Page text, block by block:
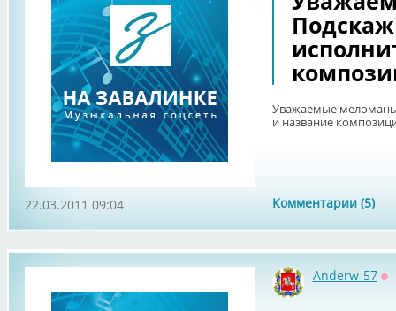
Уважаемые
и название
Комментарии (5)
22.03.2011 09:04
Anderw-57